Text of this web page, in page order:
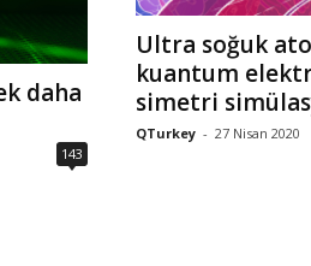
daha
143
Ultra soğuk
kuantum
simetri
QTurkey - 27 Nisan 2020